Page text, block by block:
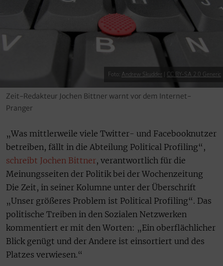
Foto: Andrew Skudder CC BY-SA 2.0 Generic
Zeit-Redakteur Jochen Bittner warnt vor dem Internet-
Pranger
„Was mittlerweile viele Twitter- und Facebooknutzer
betreiben, fällt in die Abteilung Political Profiling“,
schreibt Jochen Bittner, verantwortlich für die
Meinungsseiten der Politik bei der Wochenzeitung
Die Zeit, in seiner Kolumne unter der Überschrift
„Unser größeres Problem ist Political Profiling“. Das
politische Treiben in den Sozialen Netzwerken
kommentiert er mit den Worten: „Ein oberflächlicher
Blick genügt und der Andere ist einsortiert und des
Platzes verwiesen.“